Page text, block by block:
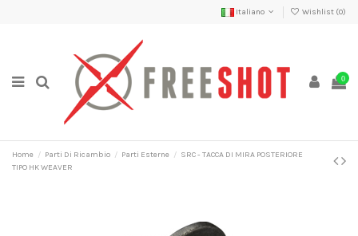
Italiano Wishlist (0)
0
Home Parti Di Ricambio Parti Esterne
SRC - TACCA DI MIRA POSTERIORE
TIPO HK WEAVER